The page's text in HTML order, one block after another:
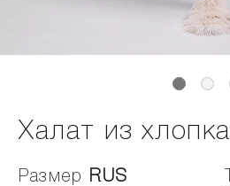
Халат из хлопка
Размер RUS